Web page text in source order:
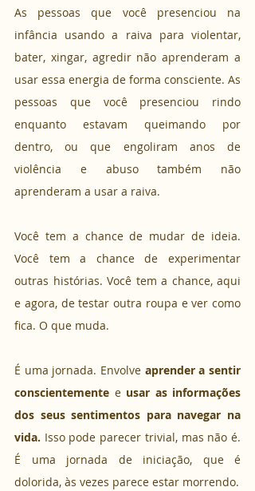
As pessoas que você presenciou na
infância usando a raiva para violentar,
bater, xingar, agredir não aprenderam a
usar essa energia de forma consciente. As
pessoas que você presenciou rindo
enquanto estavam queimando por
dentro, ou que engoliram anos de
violência e abuso também não
aprenderam a usar a raiva.
Você tem a chance de mudar de ideia.
Você tem a chance de experimentar
outras histórias. Você tem a chance, aqui
e agora, de testar outra roupa e ver como
fica. O que muda.
É uma jornada. Envolve aprender a sentir
conscientemente e usar as informações
dos seus sentimentos para navegar na
vida. Isso pode parecer trivial, mas não é.
É uma jornada de iniciação, que é
dolorida, às vezes parece estar morrendo.